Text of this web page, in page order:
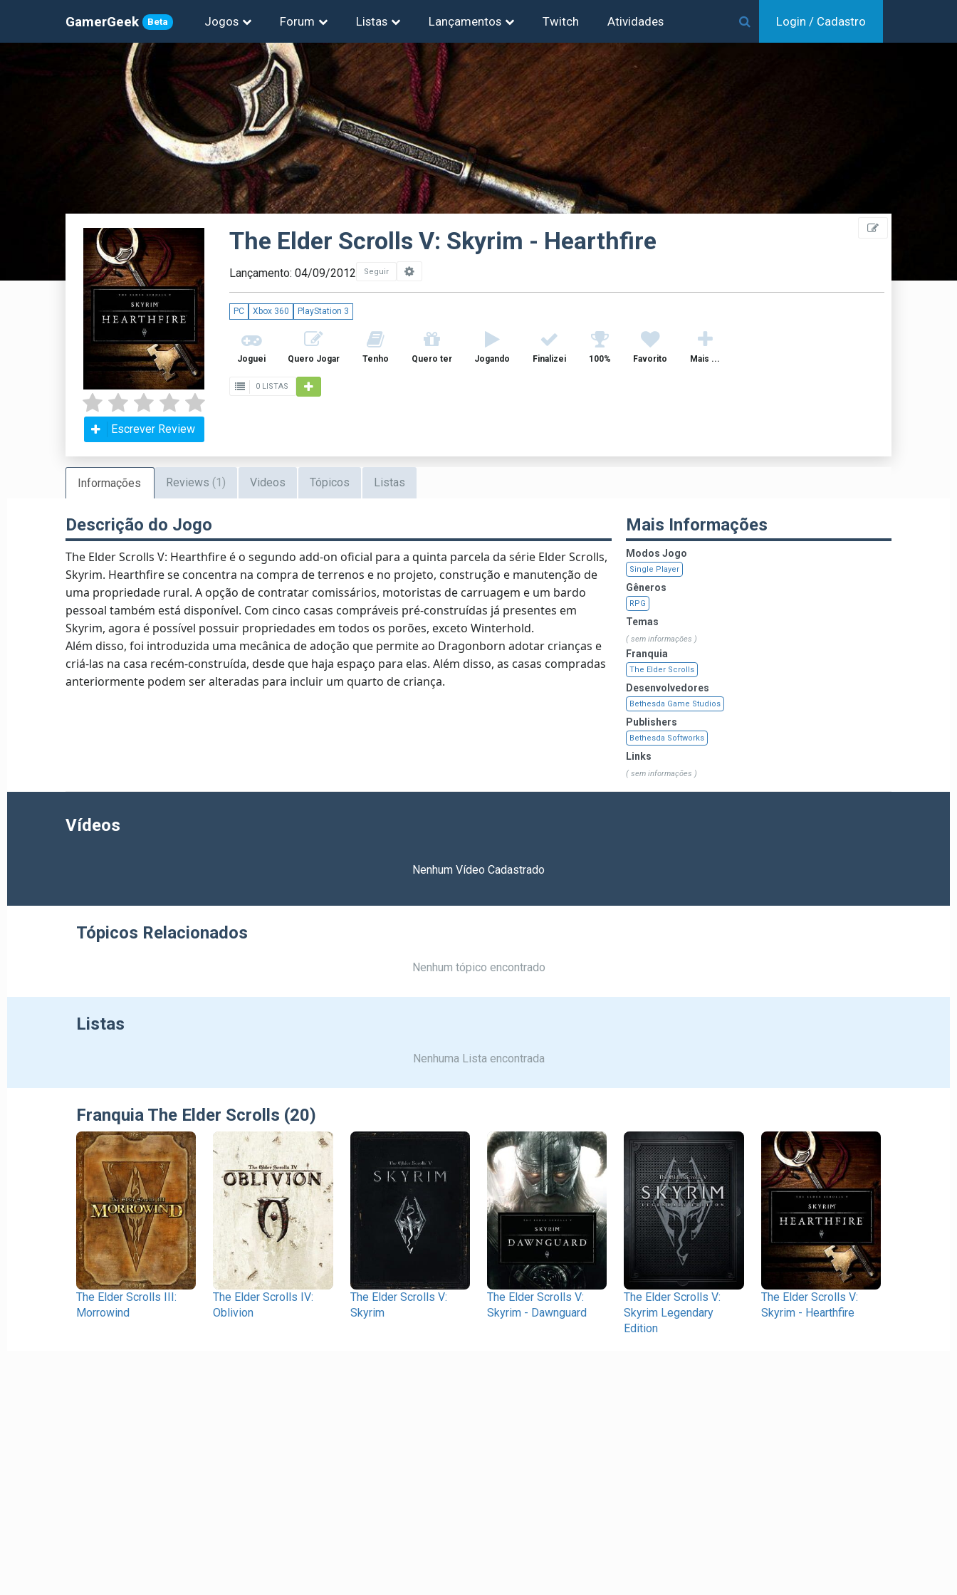
GamerGeek Beta Jogos Forum Listas Lançamentos Twitch Atividades Login / Cadastro
Escrever Review
The Elder Scrolls V: Skyrim - Hearthfire
Lançamento: 04/09/2012 Seguir
PC Xbox 360 PlayStation 3
Joguei Quero Jogar Tenho Quero ter Jogando Finalizei 100% Favorito Mais ...
0 LISTAS
Informações Reviews (1) Videos Tópicos Listas
Descrição do Jogo
The Elder Scrolls V: Hearthfire é o segundo add-on oficial para a quinta parcela da série Elder Scrolls,
Skyrim. Hearthfire se concentra na compra de terrenos e no projeto, construção e manutenção de
uma propriedade rural. A opção de contratar comissários, motoristas de carruagem e um bardo
pessoal também está disponível. Com cinco casas compráveis pré-construídas já presentes em
Skyrim, agora é possível possuir propriedades em todos os porões, exceto Winterhold.
Além disso, foi introduzida uma mecânica de adoção que permite ao Dragonborn adotar crianças e
criá-las na casa recém-construída, desde que haja espaço para elas. Além disso, as casas compradas
anteriormente podem ser alteradas para incluir um quarto de criança.
Mais Informações
Modos Jogo
Single Player
Gêneros
RPG
Temas
( sem informações )
Franquia
The Elder Scrolls
Desenvolvedores
Bethesda Game Studios
Publishers
Bethesda Softworks
Links
( sem informações )
Vídeos
Nenhum Vídeo Cadastrado
Tópicos Relacionados
Nenhum tópico encontrado
Listas
Nenhuma Lista encontrada
Franquia The Elder Scrolls (20)
The Elder Scrolls III:
Morrowind
The Elder Scrolls IV:
Oblivion
The Elder Scrolls V:
Skyrim
The Elder Scrolls V:
Skyrim - Dawnguard
The Elder Scrolls V:
Skyrim Legendary
Edition
The Elder Scrolls V:
Skyrim - Hearthfire